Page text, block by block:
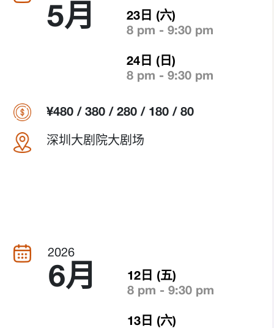
5月
23日 (六)
8 pm - 9:30 pm
24日 (日)
8 pm - 9:30 pm
¥480 / 380 / 280 / 180 / 80
深圳大剧院大剧场
2026
6月
12日 (五)
8 pm - 9:30 pm
13日 (六)